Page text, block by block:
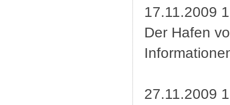
17.11.2009
Der Hafen
27.11.2009